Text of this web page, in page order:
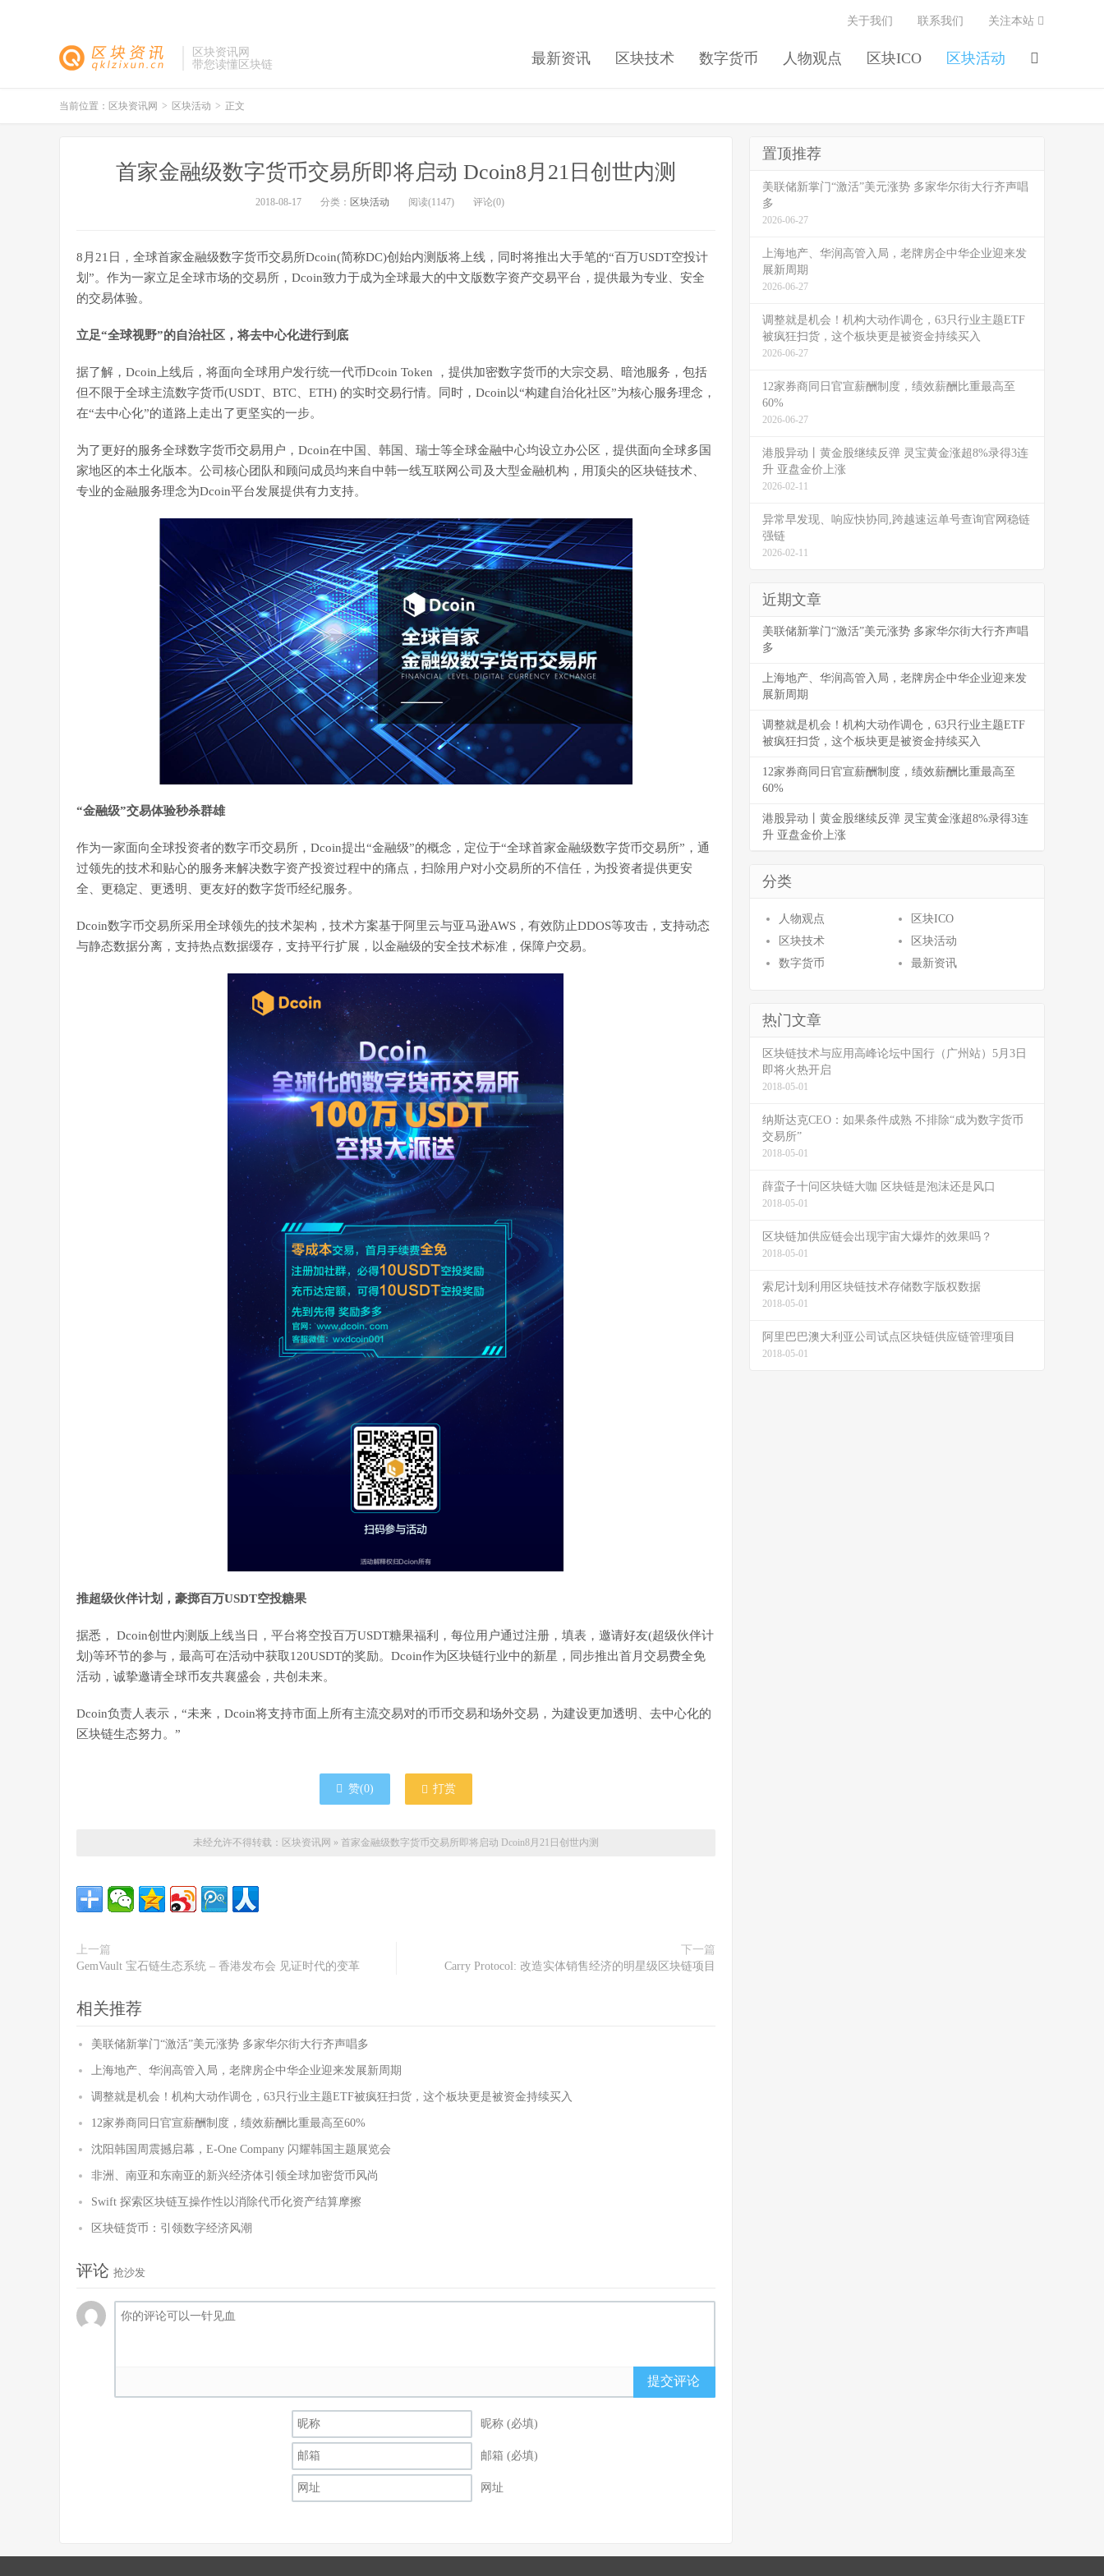
区块资讯网
带您读懂区块链
最新资讯 区块技术 数字货币 人物观点 区块ICO 区块活动
关于我们 联系我们 关注本站
当前位置： 区块资讯网 > 区块活动 > 正文
首家金融级数字货币交易所即将启动 Dcoin8月21日创世内测
2018-08-17 分类： 区块活动 阅读(1147) 评论(0)
8月21日，全球首家金融级数字货币交易所Dcoin(简称DC)创始内测版将上线，同时将推出大手笔的“百万USDT空投计
划”。作为一家立足全球市场的交易所，Dcoin致力于成为全球最大的中文版数字资产交易平台，提供最为专业、安全
的交易体验。
立足“全球视野”的自治社区，将去中心化进行到底
据了解，Dcoin上线后，将面向全球用户发行统一代币Dcoin Token ，提供加密数字货币的大宗交易、暗池服务，包括
但不限于全球主流数字货币(USDT、BTC、ETH) 的实时交易行情。同时，Dcoin以“构建自治化社区”为核心服务理念，
在“去中心化”的道路上走出了更坚实的一步。
为了更好的服务全球数字货币交易用户，Dcoin在中国、韩国、瑞士等全球金融中心均设立办公区，提供面向全球多国
家地区的本土化版本。公司核心团队和顾问成员均来自中韩一线互联网公司及大型金融机构，用顶尖的区块链技术、
专业的金融服务理念为Dcoin平台发展提供有力支持。
“金融级”交易体验秒杀群雄
作为一家面向全球投资者的数字币交易所，Dcoin提出“金融级”的概念，定位于“全球首家金融级数字货币交易所”，通
过领先的技术和贴心的服务来解决数字资产投资过程中的痛点，扫除用户对小交易所的不信任，为投资者提供更安
全、更稳定、更透明、更友好的数字货币经纪服务。
Dcoin数字币交易所采用全球领先的技术架构，技术方案基于阿里云与亚马逊AWS，有效防止DDOS等攻击，支持动态
与静态数据分离，支持热点数据缓存，支持平行扩展，以金融级的安全技术标准，保障户交易。
推超级伙伴计划，豪掷百万USDT空投糖果
据悉， Dcoin创世内测版上线当日，平台将空投百万USDT糖果福利，每位用户通过注册，填表，邀请好友(超级伙伴计
划)等环节的参与，最高可在活动中获取120USDT的奖励。Dcoin作为区块链行业中的新星，同步推出首月交易费全免
活动，诚挚邀请全球币友共襄盛会，共创未来。
Dcoin负责人表示，“未来，Dcoin将支持市面上所有主流交易对的币币交易和场外交易，为建设更加透明、去中心化的
区块链生态努力。”
赞(0) 打赏
未经允许不得转载： 区块资讯网 » 首家金融级数字货币交易所即将启动 Dcoin8月21日创世内测
上一篇
GemVault 宝石链生态系统 – 香港发布会 见证时代的变革
下一篇
Carry Protocol: 改造实体销售经济的明星级区块链项目
相关推荐
美联储新掌门“激活”美元涨势 多家华尔街大行齐声唱多
上海地产、华润高管入局，老牌房企中华企业迎来发展新周期
调整就是机会！机构大动作调仓，63只行业主题ETF被疯狂扫货，这个板块更是被资金持续买入
12家券商同日官宣薪酬制度，绩效薪酬比重最高至60%
沈阳韩国周震撼启幕，E-One Company 闪耀韩国主题展览会
非洲、南亚和东南亚的新兴经济体引领全球加密货币风尚
Swift 探索区块链互操作性以消除代币化资产结算摩擦
区块链货币：引领数字经济风潮
评论 抢沙发
提交评论
昵称 (必填)
邮箱 (必填)
网址
置顶推荐
美联储新掌门“激活”美元涨势 多家华尔街大行齐声唱
多
2026-06-27
上海地产、华润高管入局，老牌房企中华企业迎来发
展新周期
2026-06-27
调整就是机会！机构大动作调仓，63只行业主题ETF
被疯狂扫货，这个板块更是被资金持续买入
2026-06-27
12家券商同日官宣薪酬制度，绩效薪酬比重最高至
60%
2026-06-27
港股异动丨黄金股继续反弹 灵宝黄金涨超8%录得3连
升 亚盘金价上涨
2026-02-11
异常早发现、响应快协同,跨越速运单号查询官网稳链
强链
2026-02-11
近期文章
美联储新掌门“激活”美元涨势 多家华尔街大行齐声唱
多
上海地产、华润高管入局，老牌房企中华企业迎来发
展新周期
调整就是机会！机构大动作调仓，63只行业主题ETF
被疯狂扫货，这个板块更是被资金持续买入
12家券商同日官宣薪酬制度，绩效薪酬比重最高至
60%
港股异动丨黄金股继续反弹 灵宝黄金涨超8%录得3连
升 亚盘金价上涨
分类
人物观点
区块ICO
区块技术
区块活动
数字货币
最新资讯
热门文章
区块链技术与应用高峰论坛中国行（广州站）5月3日
即将火热开启
2018-05-01
纳斯达克CEO：如果条件成熟 不排除“成为数字货币
交易所”
2018-05-01
薛蛮子十问区块链大咖 区块链是泡沫还是风口
2018-05-01
区块链加供应链会出现宇宙大爆炸的效果吗？
2018-05-01
索尼计划利用区块链技术存储数字版权数据
2018-05-01
阿里巴巴澳大利亚公司试点区块链供应链管理项目
2018-05-01